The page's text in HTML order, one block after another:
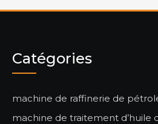
Catégories
machine de raffinerie de
machine de traitement d’huile